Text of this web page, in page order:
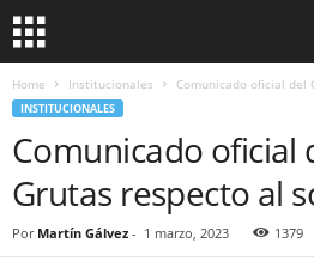
Home Institucionales Comunicado oficial del
INSTITUCIONALES
Comunicado oficial
Grutas respecto al
Por Martín Gálvez - 1 marzo, 2023 1379